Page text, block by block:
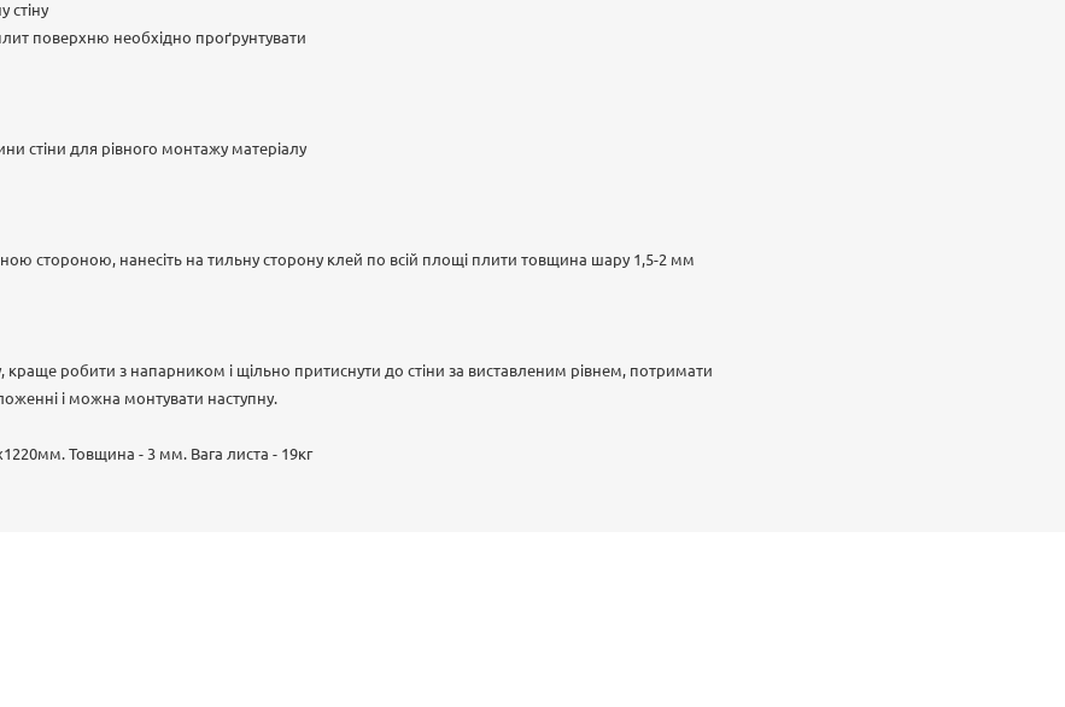
стіну
поверхню необхідно проґрунтувати
стіни для рівного монтажу матеріалу
стороною, нанесіть на тильну сторону клей по всій площі плити товщина шару 1,5-2 мм
краще робити з напарником і щільно притиснути до стіни за виставленим рівнем, потримати
і можна монтувати наступну.
Товщина - 3 мм. Вага листа - 19кг